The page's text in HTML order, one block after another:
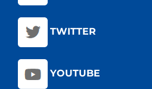
TWITTER
YOUTUBE